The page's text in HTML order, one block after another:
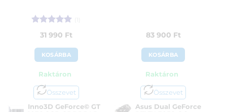
Értékelés:5
/ 531 990 Ft
KOSÁRBA
Raktáron
Összevet
Inno3D GeForce© GT
83 900 Ft
KOSÁRBA
Raktáron
Összevet
Asus Dual GeForce